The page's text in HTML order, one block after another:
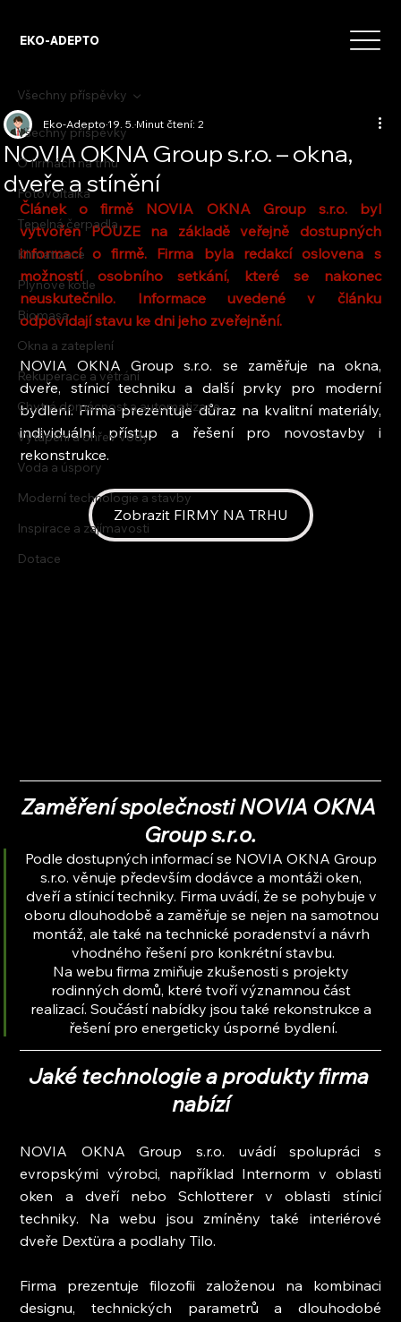
EKO-ADEPTO
Všechny příspěvky
O firmách na trhu
Fotovoltaika
Tepelná čerpadla
Klimatizace
Plynové kotle
Biomasa
Okna a zateplení
Rekuperace a větrání
Chytrá domácnost a automatizace
Vytápění a ohřev vody
Voda a úspory
Moderní technologie a stavby
Inspirace a zajímavosti
Dotace
Všechny příspěvky
NOVIA OKNA Group s.r.o. – okna,
dveře a stínění
Eko-Adepto19. 5.Minut čtení: 2
Článek o firmě NOVIA OKNA Group s.r.o. byl
vytvořen POUZE na základě veřejně dostupných
informací o firmě. Firma byla redakcí oslovena s
možností osobního setkání, které se nakonec
neuskutečnilo. Informace uvedené v článku
odpovídají stavu ke dni jeho zveřejnění.
NOVIA OKNA Group s.r.o. se zaměřuje na okna,
dveře, stínicí techniku a další prvky pro moderní
bydlení. Firma prezentuje důraz na kvalitní materiály,
individuální přístup a řešení pro novostavby i
rekonstrukce.
Zobrazit FIRMY NA TRHU
Zaměření společnosti NOVIA OKNA
Group s.r.o.
Podle dostupných informací se NOVIA OKNA Group
s.r.o. věnuje především dodávce a montáži oken,
dveří a stínicí techniky. Firma uvádí, že se pohybuje v
oboru dlouhodobě a zaměřuje se nejen na samotnou
montáž, ale také na technické poradenství a návrh
vhodného řešení pro konkrétní stavbu.
Na webu firma zmiňuje zkušenosti s projekty
rodinných domů, které tvoří významnou část
realizací. Součástí nabídky jsou také rekonstrukce a
řešení pro energeticky úsporné bydlení.
Jaké technologie a produkty firma
nabízí
NOVIA OKNA Group s.r.o. uvádí spolupráci s
evropskými výrobci, například Internorm v oblasti
oken a dveří nebo Schlotterer v oblasti stínicí
techniky. Na webu jsou zmíněny také interiérové
dveře Dextüra a podlahy Tilo.
Firma prezentuje filozofii založenou na kombinaci
designu, technických parametrů a dlouhodobé